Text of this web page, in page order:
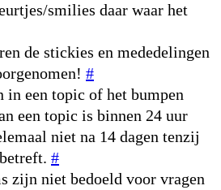
smilies daar waar het
de stickies en mededelingen
#
in een topic of het bumpen
een topic is binnen 24 uur
niet na 14 dagen tenzij
#
zijn niet bedoeld voor vragen